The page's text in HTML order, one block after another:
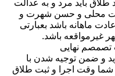
باید مرد و به عدالت
محلی و حسن شهرت و
ماهانه باشد بعبارتی
غیرمواقعه باشد.
تصمصم نهایی
و ضمن توجیه شدن با
شما وقت اجرا و ثبت طلاق